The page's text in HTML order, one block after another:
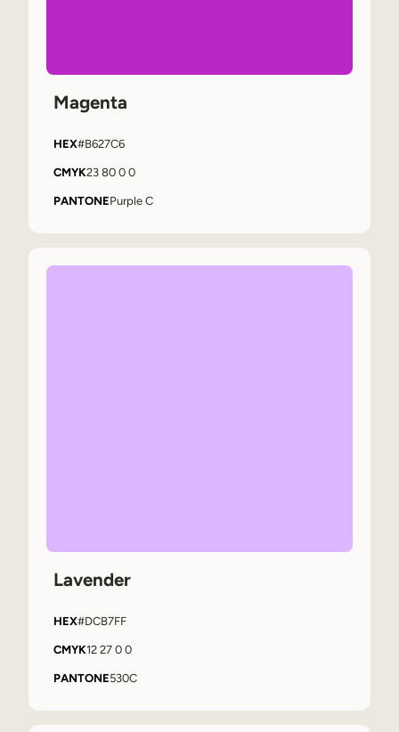
Magenta
HEX#B627C6
CMYK23 80 0 0
PANTONEPurple C
Lavender
HEX#DCB7FF
CMYK12 27 0 0
PANTONE530C